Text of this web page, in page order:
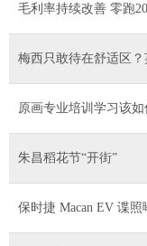
毛利率持续改善 零跑
梅西只敢待在舒适区
原画专业培训学习该如
朱昌稻花节“开街”
保时捷 Macan EV 谍